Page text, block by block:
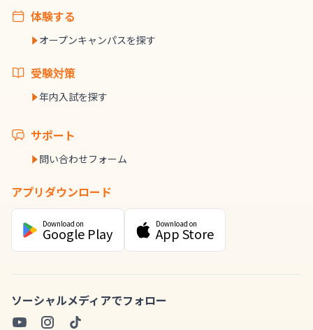
体験する
オープンキャンパスを探す
受験対策
年内入試を探す
サポート
問い合わせフォーム
アプリダウンロード
Download on
Google Play
Download on
App Store
ソーシャルメディアでフォロー